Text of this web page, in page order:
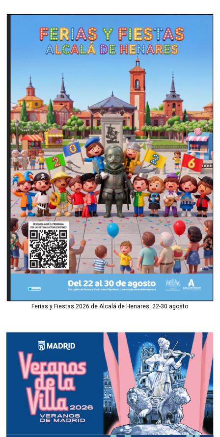
Ferias y Fiestas 2026 de Alcalá de Henares: 22-30 agosto